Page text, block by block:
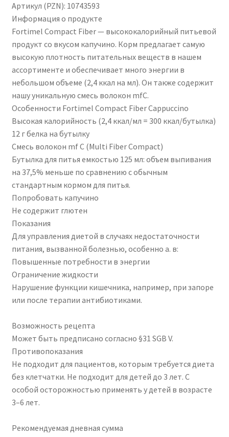
Артикул (PZN): 10743593
Информация о продукте
Fortimel Compact Fiber — высококалорийный питьевой
продукт со вкусом капучино. Корм предлагает самую
высокую плотность питательных веществ в нашем
ассортименте и обеспечивает много энергии в
небольшом объеме (2,4 ккал на мл). Он также содержит
нашу уникальную смесь волокон mfC.
Особенности Fortimel Compact Fiber Cappuccino
Высокая калорийность (2,4 ккал/мл = 300 ккал/бутылка)
12 г белка на бутылку
Смесь волокон mf C (Multi Fiber Compact)
Бутылка для питья емкостью 125 мл: объем выпивания
на 37,5% меньше по сравнению с обычным
стандартным кормом для питья.
Попробовать капучино
Не содержит глютен
Показания
Для управления диетой в случаях недостаточности
питания, вызванной болезнью, особенно а. в:
Повышенные потребности в энергии
Ограничение жидкости
Нарушение функции кишечника, например, при запоре
или после терапии антибиотиками.
Возможность рецепта
Может быть предписано согласно §31 SGB V.
Противопоказания
Не подходит для пациентов, которым требуется диета
без клетчатки. Не подходит для детей до 3 лет. С
особой осторожностью применять у детей в возрасте
3–6 лет.
Рекомендуемая дневная сумма